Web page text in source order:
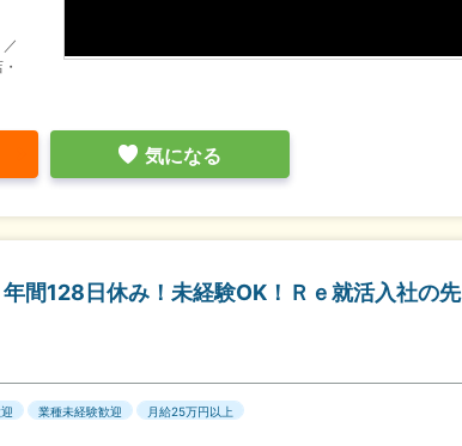
気になる
間128日休み！未経験OK！Ｒｅ就活入社の先
業種未経験歓迎 月給25万円以上